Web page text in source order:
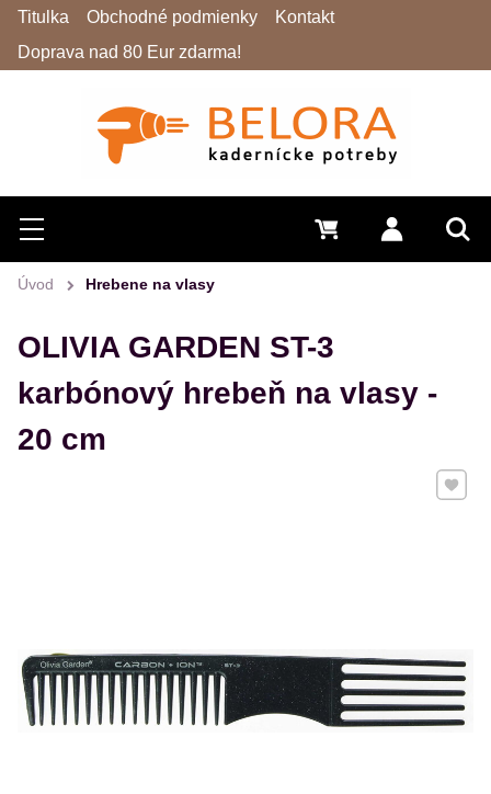
Hľadať
Menu Prihlásiť
0 €
Titulka Obchodné podmienky
Kontakt
Doprava nad 80 Eur zdarma!
Úvod Hrebene na vlasy
OLIVIA GARDEN ST-3
karbónový hrebeň na vlasy -
20 cm
Pridať